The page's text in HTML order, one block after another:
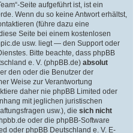
Seite aufgeführt ist, ist ein
Wenn du so keine Antwort erhältst,
(führe dazu eine
Seite bei einem kostenlosen
usw. liegt — den Support oder
Bitte beachte, dass phpBB
e. V. (phpBB.de) absolut
den oder die Benutzer der
Weise zur Verantwortung
daher nie phpBB Limited oder
mit jeglichen juristischen
usw.), die sich nicht
oder die phpBB-Software
oder phpBB Deutschland e. V. E-